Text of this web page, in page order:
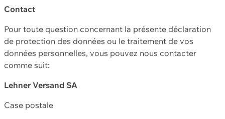
Contact
Pour toute question concernant la présente déclaration
de protection des données ou le traitement de vos
données personnelles, vous pouvez nous contacter
comme suit:
Lehner Versand SA
Case postale